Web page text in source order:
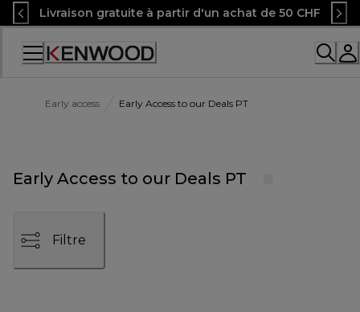
Skip
to
Content
Livraison gratuite à partir d'un achat de 50 CHF
Accessibility
Early access Early Access to our Deals PT
Early Access to our Deals PT
Filtre